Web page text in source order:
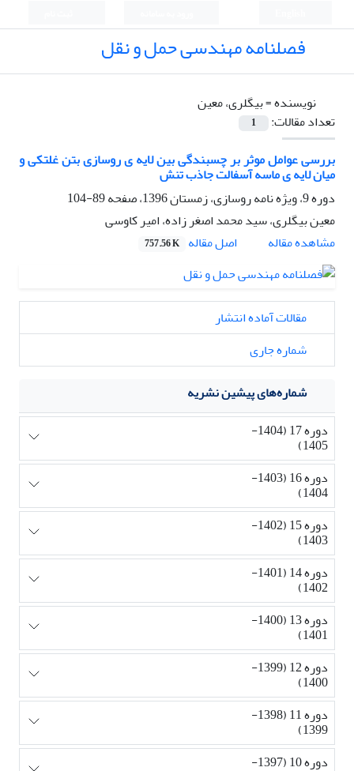
فصلنامه مهندسی حمل و نقل
نویسنده =بیگلری، معین
تعداد مقالات:
1
بررسی عوامل موثر بر چسبندگی بین لایه ی روسازی بتن غلتکی و
میان لایه ی ماسه آسفالت جاذب تنش
دوره 9، ویژه نامه روسازی، زمستان 1396، صفحه
89-104
معین بیگلری، سید محمد اصغر زاده، امیر کاوسی
مشاهده مقاله
اصل مقاله 757.56 K
مقالات آماده انتشار
شماره جاری
شماره‌های پیشین نشریه
دوره 17 (1404-
1405)
دوره 16 (1403-
1404)
دوره 15 (1402-
1403)
دوره 14 (1401-
1402)
دوره 13 (1400-
1401)
دوره 12 (1399-
1400)
دوره 11 (1398-
1399)
دوره 10 (1397-